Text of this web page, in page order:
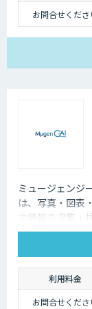
お問合せくださ
ミュージェンジ
は、写真・図表
内情報の収集・
種を問わず業務
利用料金
お問合せくださ